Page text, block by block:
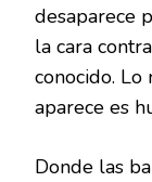
desaparece
la cara
conocido.
aparece es
Donde las